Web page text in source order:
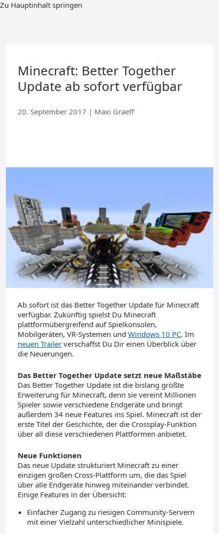
Zum
Zu Hauptinhalt springen
Minecraft: Better Together
Update ab sofort verfügbar
20. September 2017 | Maxi Graeff
Ab sofort ist das Better Together Update für Minecraft
verfügbar. Zukünftig spielst Du Minecraft
plattformübergreifend auf Spielkonsolen,
Mobilgeräten, VR-Systemen und Windows 10 PC. Im
neuen Trailer verschaffst Du Dir einen Überblick über
die Neuerungen.
Das Better Together Update setzt neue Maßstäbe
Das Better Together Update ist die bislang größte
Erweiterung für Minecraft, denn sie vereint Millionen
Spieler sowie verschiedene Endgeräte und bringt
außerdem 34 neue Features ins Spiel. Minecraft ist der
erste Titel der Geschichte, der die Crossplay-Funktion
über all diese verschiedenen Plattformen anbietet.
Neue Funktionen
Das neue Update strukturiert Minecraft zu einer
einzigen großen Cross-Plattform um, die das Spiel
über alle Endgeräte hinweg miteinander verbindet.
Einige Features in der Übersicht:
Einfacher Zugang zu riesigen Community-Servern
mit einer Vielzahl unterschiedlicher Minispiele.